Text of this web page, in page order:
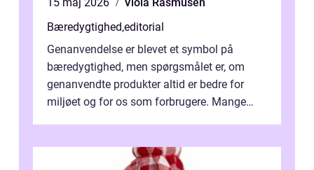
Bæredygtighed,editorial
Genanvendelse er blevet et symbol på
bæredygtighed, men spørgsmålet er, om
genanvendte produkter altid er bedre for
miljøet og for os som forbrugere. Mange